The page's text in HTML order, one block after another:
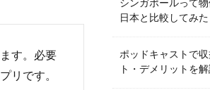
す。必要
リです。
シンガポールって
日本と比較してみた
ポッドキャストで
ト・デメリットを